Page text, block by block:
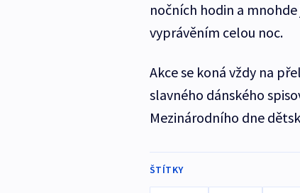
nočních hodin a
vyprávěním celou noc.
Akce se koná vždy na
slavného dánského
Mezinárodního dne
ŠTÍTKY